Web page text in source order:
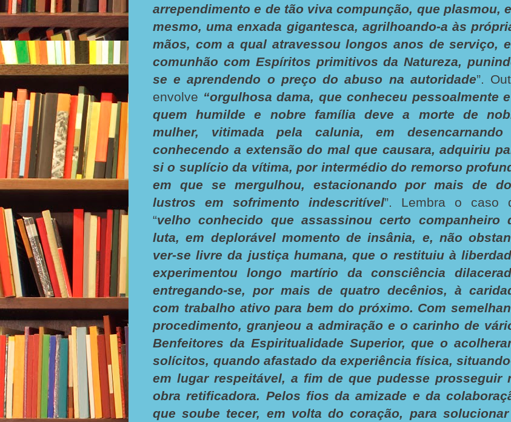
arrependimento e de tão viva compunção, que plasmou,
mesmo, uma enxada gigantesca, agrilhoando-a às
mãos, com a qual atravessou longos anos de serviço,
comunhão com Espíritos primitivos da Natureza,
se e aprendendo o preço do abuso na autoridade”.
envolve “orgulhosa dama, que conheceu pessoalmente
quem humilde e nobre família deve a morte de
mulher, vitimada pela calunia, em
conhecendo a extensão do mal que causara, adquiriu
si o suplício da vítima, por intermédio do remorso
em que se mergulhou, estacionando por mais de
lustros em sofrimento indescritível”. Lembra o caso
“velho conhecido que assassinou certo companheiro
luta, em deplorável momento de insânia, e, não
ver-se livre da justiça humana, que o restituiu à
experimentou longo martírio da consciência
entregando-se, por mais de quatro decênios, à
com trabalho ativo para bem do próximo. Com
procedimento, granjeou a admiração e o carinho de
Benfeitores da Espiritualidade Superior, que o
solícitos, quando afastado da experiência física,
em lugar respeitável, a fim de que pudesse prosseguir
obra retificadora. Pelos fios da amizade e da
que soube tecer, em volta do coração, para